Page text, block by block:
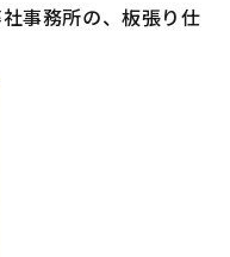
事務所の、板張り仕